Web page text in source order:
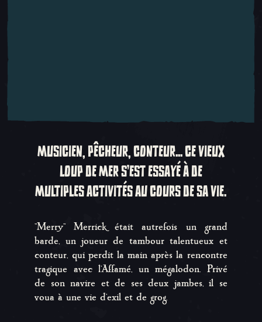
MUSICIEN, PÊCHEUR, CONTEUR... CE VIEUX
LOUP DE MER S'EST ESSAYÉ À DE
MULTIPLES ACTIVITÉS AU COURS DE SA VIE.
''Merry'' Merrick était autrefois un grand
barde, un joueur de tambour talentueux et
conteur, qui perdit la main après la rencontre
tragique avec l'Affamé, un mégalodon. Privé
de son navire et de ses deux jambes, il se
voua à une vie d'exil et de grog.